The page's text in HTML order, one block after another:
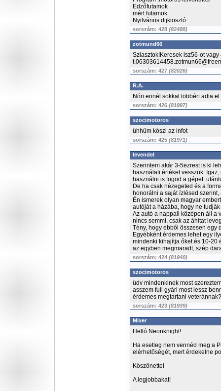
Edzőfutamok
mért futamok.
Nyilvános dijkiosztó
sorszám: 428 (82488)
zotmund66
Sziasztok!Keresek isz56-ot
sorszám: 427 (82026)
R.A.
Nóri ennél sokkal többért adta el
sorszám: 426 (81997)
szocimotoros
ühhüm köszi az infot
sorszám: 425 (81971)
levendel
Szerintem akár 3-5ezrest is ki
használati értéket vesszük.
használni is fogod a gépet:
De ha csak nézegeted és a
honorálni a saját ízlésed
Én ismerek olyan magyar
autóját a házába, hogy ne
Az autó a nappali középen áll a
nincs semmi, csak az áhítat
Tény, hogy ebből összesen egy
Egyébként érdemes lehet egy
mindenki kihajítja őket és 10-20
az egyben megmaradt, szép
sorszám: 424 (81940)
szocimotoros
üdv mindenkinek most
asszem full gyári most lessz
érdemes megtartani
sorszám: 423 (81939)
Mixer
Helló Neonknight!
Ha esetleg nem vennéd meg a
elérhetőségét, mert érdekelne
Köszönettel
A legjobbakat!